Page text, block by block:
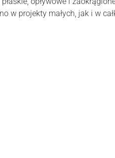
projekty małych, jak i w